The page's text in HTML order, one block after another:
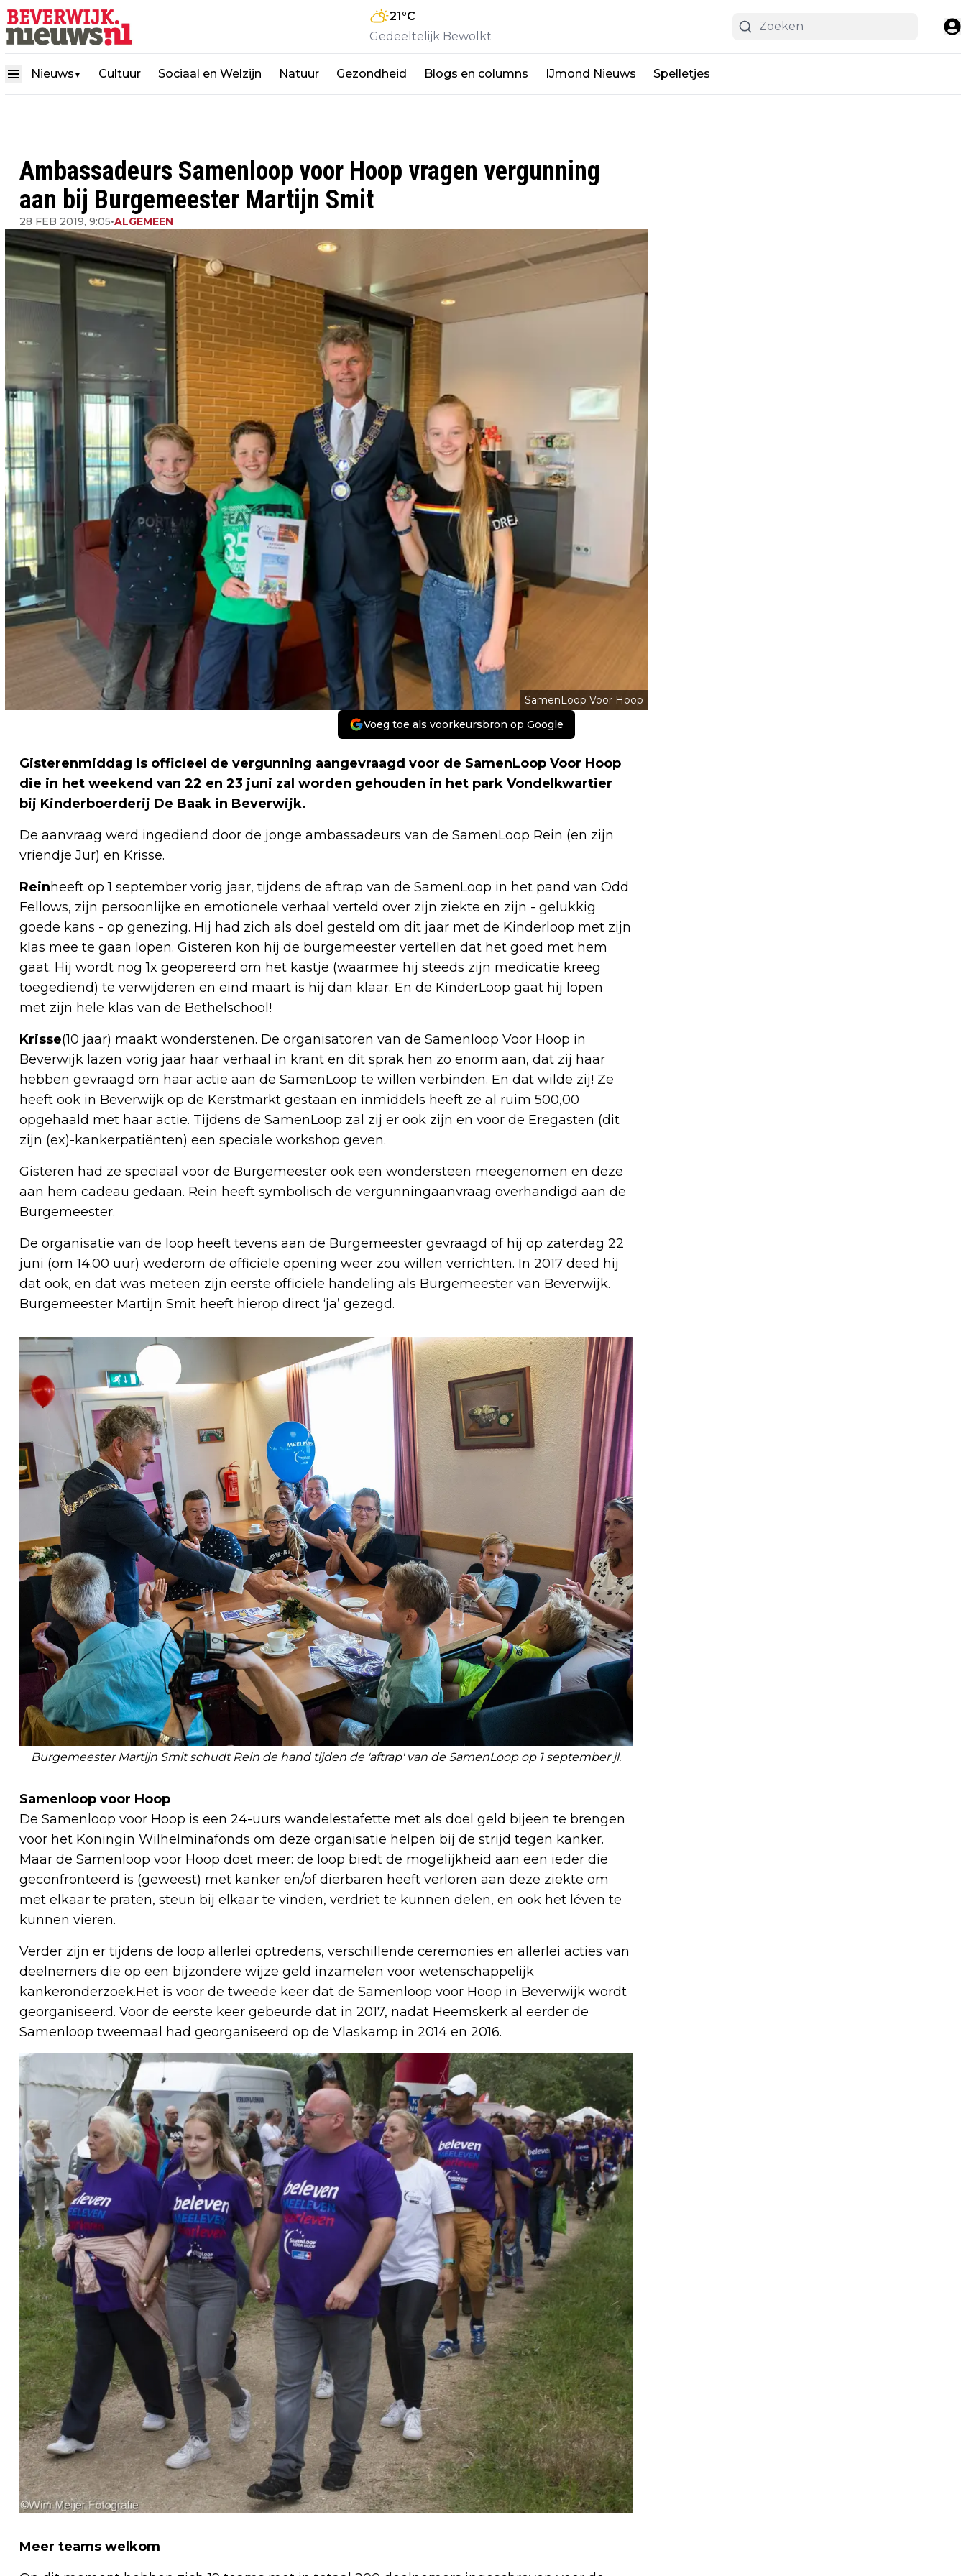
21°C
Gedeeltelijk Bewolkt
Nieuws ▼ Cultuur Sociaal en Welzijn Natuur Gezondheid Blogs en columns IJmond Nieuws Spelletjes
Ambassadeurs Samenloop voor Hoop vragen vergunning
aan bij Burgemeester Martijn Smit
28 FEB 2019, 9:05•ALGEMEEN
SamenLoop Voor Hoop
Voeg toe als voorkeursbron op Google
Gisterenmiddag is officieel de vergunning aangevraagd voor de SamenLoop Voor Hoop
die in het weekend van 22 en 23 juni zal worden gehouden in het park Vondelkwartier
bij Kinderboerderij De Baak in Beverwijk.
De aanvraag werd ingediend door de jonge ambassadeurs van de SamenLoop Rein (en zijn
vriendje Jur) en Krisse.
Reinheeft op 1 september vorig jaar, tijdens de aftrap van de SamenLoop in het pand van Odd
Fellows, zijn persoonlijke en emotionele verhaal verteld over zijn ziekte en zijn - gelukkig
goede kans - op genezing. Hij had zich als doel gesteld om dit jaar met de Kinderloop met zijn
klas mee te gaan lopen. Gisteren kon hij de burgemeester vertellen dat het goed met hem
gaat. Hij wordt nog 1x geopereerd om het kastje (waarmee hij steeds zijn medicatie kreeg
toegediend) te verwijderen en eind maart is hij dan klaar. En de KinderLoop gaat hij lopen
met zijn hele klas van de Bethelschool!
Krisse(10 jaar) maakt wonderstenen. De organisatoren van de Samenloop Voor Hoop in
Beverwijk lazen vorig jaar haar verhaal in krant en dit sprak hen zo enorm aan, dat zij haar
hebben gevraagd om haar actie aan de SamenLoop te willen verbinden. En dat wilde zij! Ze
heeft ook in Beverwijk op de Kerstmarkt gestaan en inmiddels heeft ze al ruim 500,00
opgehaald met haar actie. Tijdens de SamenLoop zal zij er ook zijn en voor de Eregasten (dit
zijn (ex)-kankerpatiënten) een speciale workshop geven.
Gisteren had ze speciaal voor de Burgemeester ook een wondersteen meegenomen en deze
aan hem cadeau gedaan. Rein heeft symbolisch de vergunningaanvraag overhandigd aan de
Burgemeester.
De organisatie van de loop heeft tevens aan de Burgemeester gevraagd of hij op zaterdag 22
juni (om 14.00 uur) wederom de officiële opening weer zou willen verrichten. In 2017 deed hij
dat ook, en dat was meteen zijn eerste officiële handeling als Burgemeester van Beverwijk.
Burgemeester Martijn Smit heeft hierop direct ‘ja’ gezegd.
Burgemeester Martijn Smit schudt Rein de hand tijden de 'aftrap' van de SamenLoop op 1 september jl.
Samenloop voor Hoop
De Samenloop voor Hoop is een 24-uurs wandelestafette met als doel geld bijeen te brengen
voor het Koningin Wilhelminafonds om deze organisatie helpen bij de strijd tegen kanker.
Maar de Samenloop voor Hoop doet meer: de loop biedt de mogelijkheid aan een ieder die
geconfronteerd is (geweest) met kanker en/of dierbaren heeft verloren aan deze ziekte om
met elkaar te praten, steun bij elkaar te vinden, verdriet te kunnen delen, en ook het léven te
kunnen vieren.
Verder zijn er tijdens de loop allerlei optredens, verschillende ceremonies en allerlei acties van
deelnemers die op een bijzondere wijze geld inzamelen voor wetenschappelijk
kankeronderzoek.Het is voor de tweede keer dat de Samenloop voor Hoop in Beverwijk wordt
georganiseerd. Voor de eerste keer gebeurde dat in 2017, nadat Heemskerk al eerder de
Samenloop tweemaal had georganiseerd op de Vlaskamp in 2014 en 2016.
Meer teams welkom